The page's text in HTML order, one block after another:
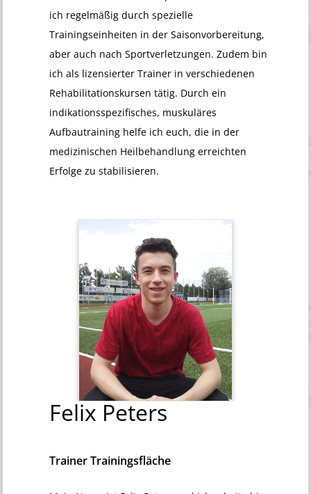
ich regelmäßig durch spezielle
Trainingseinheiten in der Saisonvorbereitung,
aber auch nach Sportverletzungen. Zudem bin
ich als lizensierter Trainer in verschiedenen
Rehabilitationskursen tätig. Durch ein
indikationsspezifisches, muskuläres
Aufbautraining helfe ich euch, die in der
medizinischen Heilbehandlung erreichten
Erfolge zu stabilisieren.
Felix Peters
Trainer Trainingsfläche